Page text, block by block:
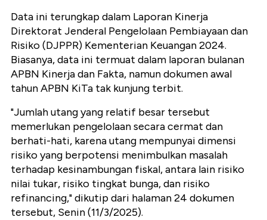
Data ini terungkap dalam Laporan Kinerja
Direktorat Jenderal Pengelolaan Pembiayaan dan
Risiko (DJPPR) Kementerian Keuangan 2024.
Biasanya, data ini termuat dalam laporan bulanan
APBN Kinerja dan Fakta, namun dokumen awal
tahun APBN KiTa tak kunjung terbit.
"Jumlah utang yang relatif besar tersebut
memerlukan pengelolaan secara cermat dan
berhati-hati, karena utang mempunyai dimensi
risiko yang berpotensi menimbulkan masalah
terhadap kesinambungan fiskal, antara lain risiko
nilai tukar, risiko tingkat bunga, dan risiko
refinancing," dikutip dari halaman 24 dokumen
tersebut, Senin (11/3/2025).